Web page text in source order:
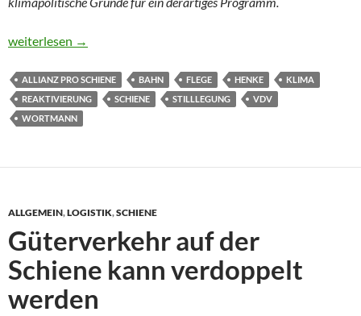
Verbände fordern Comeback alter Gleise
weiterlesen →
ALLIANZ PRO SCHIENE BAHN FLEGE HENKE
KLIMA
REAKTIVIERUNG
SCHIENE STILLLEGUNG
VDV
WORTMANN
ALLGEMEIN,LOGISTIK,SCHIENE
Güterverkehr auf der
Schiene kann verdoppelt
werden